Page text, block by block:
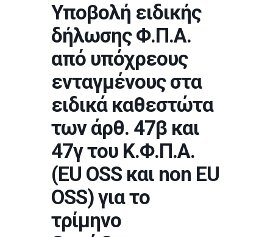
Υποβολή ειδικής
δήλωσης Φ.Π.Α.
από υπόχρεους
ενταγμένους στα
ειδικά καθεστώτα
των άρθ. 47β και
47γ του Κ.Φ.Π.Α.
(EU OSS και non EU
OSS) για το
τρίμηνο